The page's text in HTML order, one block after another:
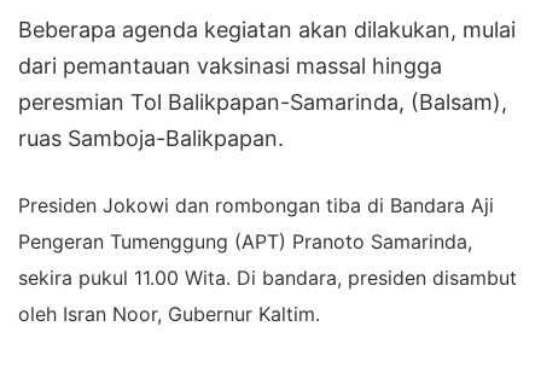
Beberapa agenda kegiatan akan dilakukan, mulai
dari pemantauan vaksinasi massal hingga
peresmian Tol Balikpapan-Samarinda, (Balsam),
ruas Samboja-Balikpapan.
Presiden Jokowi dan rombongan tiba di Bandara Aji
Pengeran Tumenggung (APT) Pranoto Samarinda,
sekira pukul 11.00 Wita. Di bandara, presiden disambut
oleh Isran Noor, Gubernur Kaltim.